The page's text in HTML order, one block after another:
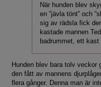
När hunden blev
en ”jävla tönt” och
sig av rädsla fick
kastade mannen
badrummet, ett kast
Hunden blev bara tolv veckor
den fått av mannens
flera gånger. Denna man är